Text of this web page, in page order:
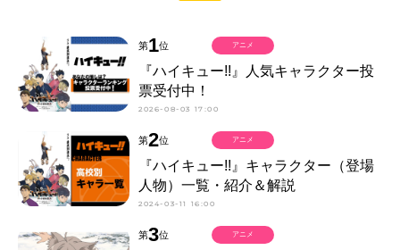
第1位
『ハイキュー!!』人気キャラクター投
票受付中！
2026-08-03 17:00
アニメ
第2位
『ハイキュー!!』キャラクター（登場
人物）一覧・紹介＆解説
2024-03-11 16:00
アニメ
第3位 アニメ